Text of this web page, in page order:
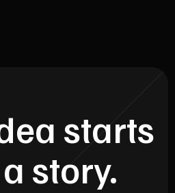
starts
story.